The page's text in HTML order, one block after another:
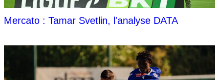
Mercato : Tamar Svetlin, l'analyse DATA